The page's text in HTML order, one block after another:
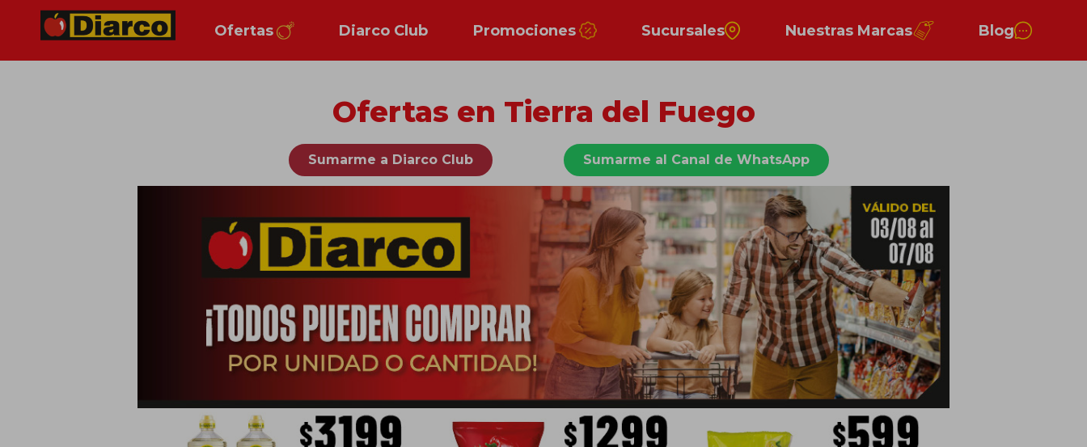
Ofertas Diarco Club Promociones Sucursales Nuestras Marcas Blog
Ofertas en Tierra del Fuego
Sumarme a Diarco Club Sumarme al Canal de WhatsApp